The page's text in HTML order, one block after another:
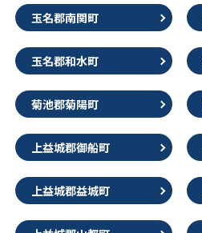
玉名郡南関町
玉名郡和水町
菊池郡菊陽町
上益城郡御船町
上益城郡益城町